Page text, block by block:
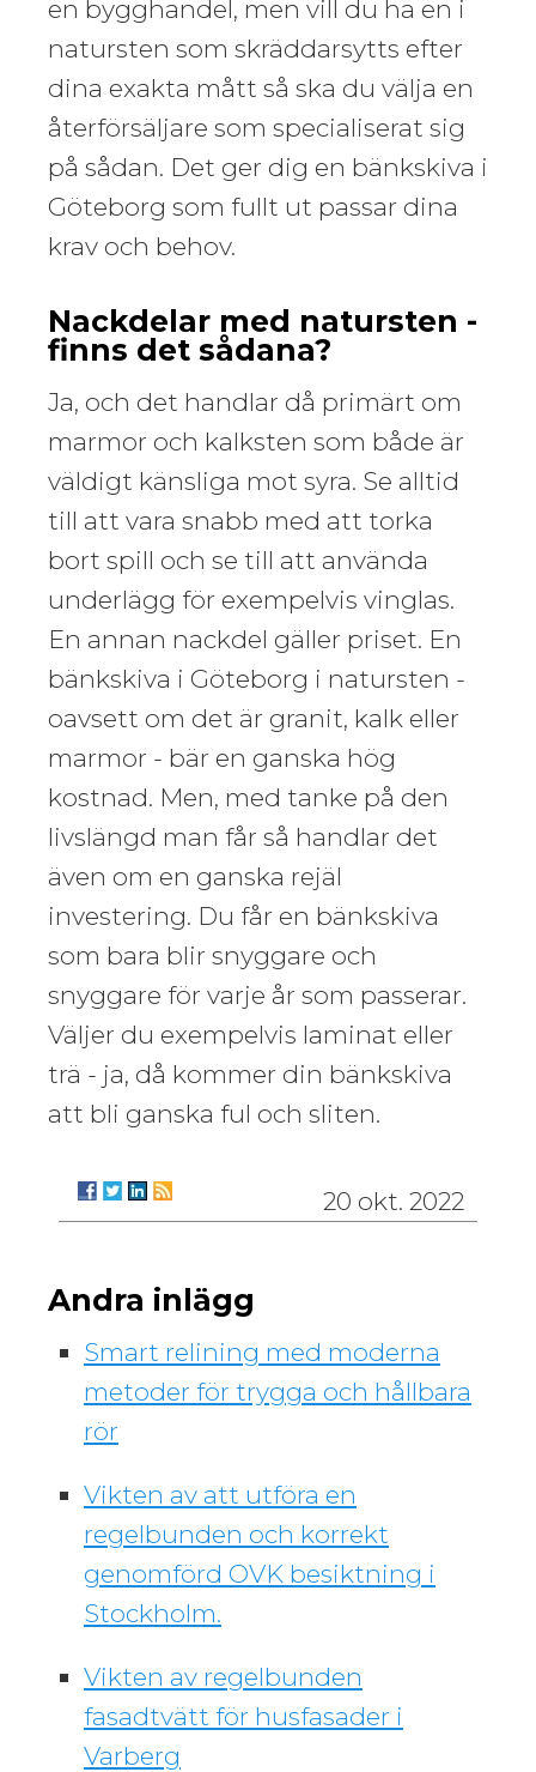
en bygghandel, men vill du ha en i
natursten som skräddarsytts efter
dina exakta mått så ska du välja en
återförsäljare som specialiserat sig
på sådan. Det ger dig en bänkskiva i
Göteborg som fullt ut passar dina
krav och behov.
Nackdelar med natursten -
finns det sådana?
Ja, och det handlar då primärt om
marmor och kalksten som både är
väldigt känsliga mot syra. Se alltid
till att vara snabb med att torka
bort spill och se till att använda
underlägg för exempelvis vinglas.
En annan nackdel gäller priset. En
bänkskiva i Göteborg i natursten -
oavsett om det är granit, kalk eller
marmor - bär en ganska hög
kostnad. Men, med tanke på den
livslängd man får så handlar det
även om en ganska rejäl
investering. Du får en bänkskiva
som bara blir snyggare och
snyggare för varje år som passerar.
Väljer du exempelvis laminat eller
trä - ja, då kommer din bänkskiva
att bli ganska ful och sliten.
20 okt. 2022
Andra inlägg
Smart relining med moderna
metoder för trygga och hållbara
rör
Vikten av att utföra en
regelbunden och korrekt
genomförd OVK besiktning i
Stockholm.
Vikten av regelbunden
fasadtvätt för husfasader i
Varberg